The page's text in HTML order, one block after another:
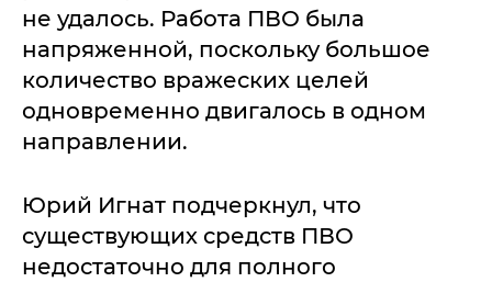
не удалось. Работа ПВО была
напряженной, поскольку большое
количество вражеских целей
одновременно двигалось в одном
направлении.
Юрий Игнат подчеркнул, что
существующих средств ПВО
недостаточно для полного